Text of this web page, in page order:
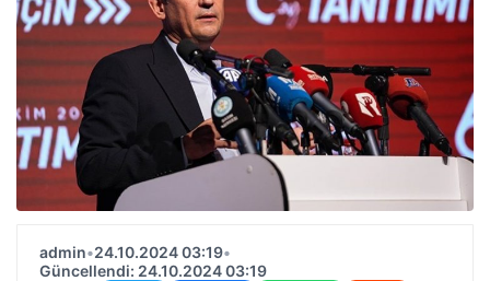
admin•24.10.2024 03:19•
Güncellendi: 24.10.2024 03:19